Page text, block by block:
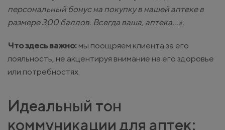
персональный бонус на покупку в нашей аптеке в
размере 300 баллов. Всегда ваша, аптека...».
Что здесь важно: мы поощряем клиента за его
лояльность, не акцентируя внимание на его здоровье
или потребностях.
Идеальный тон
коммуникации для аптек: